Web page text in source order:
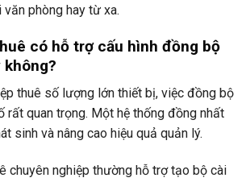
phòng hay từ xa.
có hỗ trợ cấu hình đồng bộ
không?
thuê số lượng lớn thiết bị, việc đồng bộ
rất quan trọng. Một hệ thống đồng nhất
sinh và nâng cao hiệu quả quản lý.
chuyên nghiệp thường hỗ trợ tạo bộ cài